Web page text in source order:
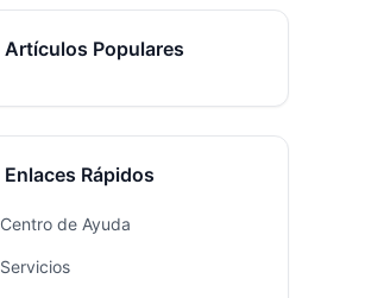
Artículos Populares
Enlaces Rápidos
Centro de Ayuda
Servicios